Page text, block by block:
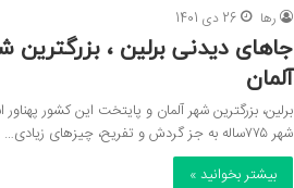
رها 26 دی 1401
جاهای دیدنی برلین ، بزرگترین
آلمان
برلین، بزرگترین شهر آلمان و پایتخت این کشور
شهر ۷۷۵ساله به جز گردش و تفریح، چیزهای زیادی…
بیشتر بخوانید »